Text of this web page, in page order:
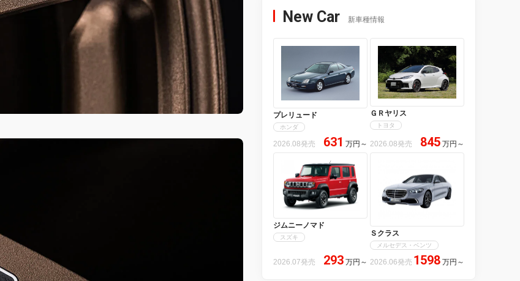
New Car 新車種情報
プレリュード
ホンダ
2026.08発売 631 万円 ～
ＧＲヤリス
トヨタ
2026.08発売 845 万円 ～
ジムニーノマド
スズキ
2026.07発売 293 万円 ～
Ｓクラス
メルセデス・ベンツ
2026.06発売 1598 万円 ～